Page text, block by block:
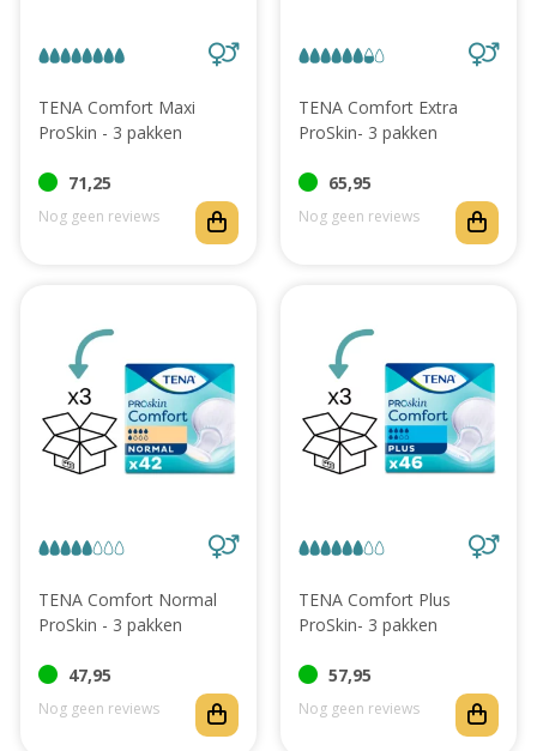
TENA Comfort Maxi
ProSkin - 3 pakken
71,25
Nog geen reviews
TENA Comfort Extra
ProSkin- 3 pakken
65,95
Nog geen reviews
TENA Comfort Normal
ProSkin - 3 pakken
47,95
Nog geen reviews
TENA Comfort Plus
ProSkin- 3 pakken
57,95
Nog geen reviews